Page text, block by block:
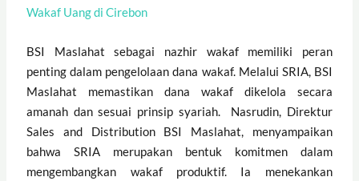
Wakaf Uang di Cirebon
BSI Maslahat sebagai nazhir wakaf memiliki peran
penting dalam pengelolaan dana wakaf. Melalui SRIA, BSI
Maslahat memastikan dana wakaf dikelola secara
amanah dan sesuai prinsip syariah.
Nasrudin, Direktur
Sales and Distribution BSI Maslahat, menyampaikan
bahwa SRIA merupakan bentuk komitmen dalam
mengembangkan wakaf produktif. Ia menekankan